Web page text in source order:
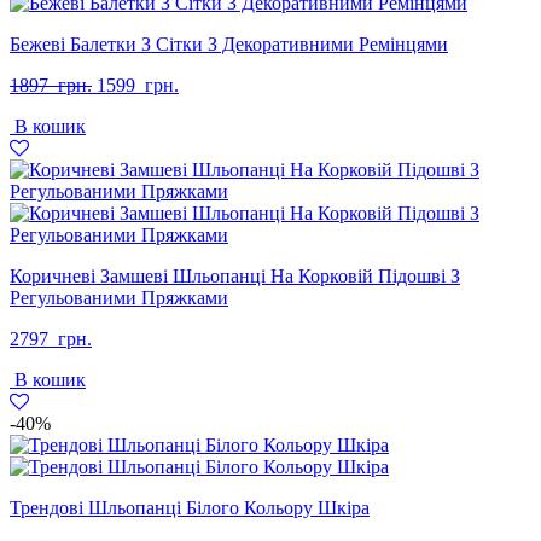
Бежеві Балетки З Сітки З Декоративними Ремінцями
1897 грн. Оригінальна
1599 грн.
В кошик
Коричневі Замшеві Шльопанці На Корковій Підошві З
Регульованими Пряжками
2797 грн.
В кошик
-40%
Трендові Шльопанці Білого Кольору Шкіра